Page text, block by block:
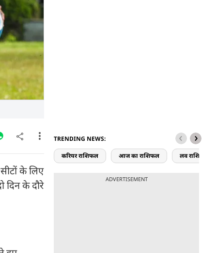
के लिए
दिन के दौरे
TRENDING NEWS:
करियर राशिफल आज का राशिफल लव राशिफल
ADVERTISEMENT